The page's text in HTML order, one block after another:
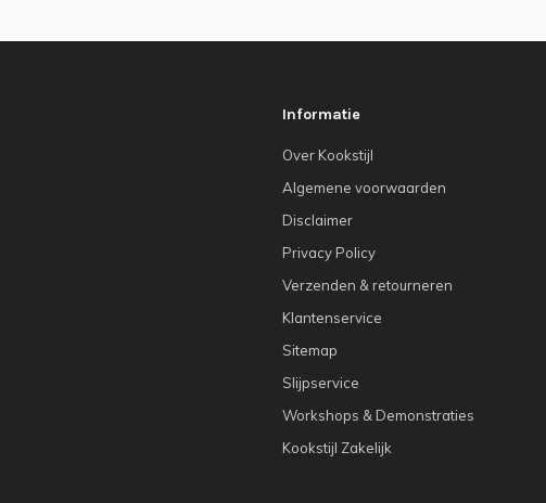
Informatie
Over Kookstijl
Algemene voorwaarden
Disclaimer
Privacy Policy
Verzenden & retourneren
Klantenservice
Sitemap
Slijpservice
Workshops & Demonstraties
Kookstijl Zakelijk